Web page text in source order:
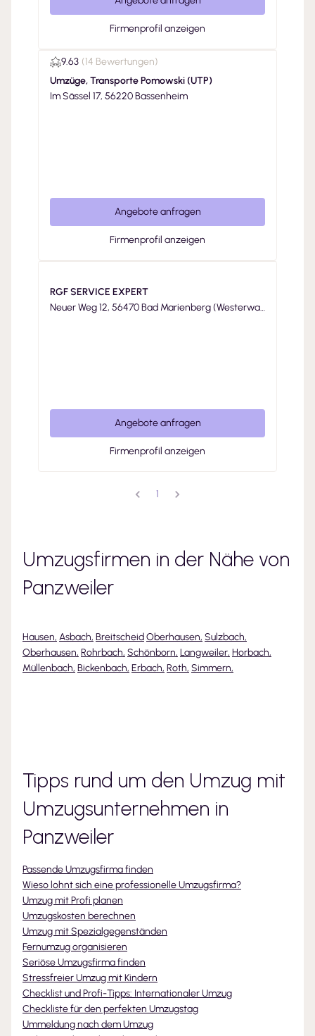
Firmenprofil anzeigen
9.63 (14 Bewertungen)
Umzüge, Transporte Pomowski (UTP)
Im Sässel 17, 56220 Bassenheim
Angebote anfragen
Firmenprofil anzeigen
RGF SERVICE EXPERT
Neuer Weg 12, 56470 Bad Marienberg (Westerwal
Angebote anfragen
Firmenprofil anzeigen
1
Umzugsfirmen in der Nähe von
Panzweiler
Hausen, Asbach, BreitscheidOberhausen, Sulzbach,
Oberhausen, Rohrbach, Schönborn, Langweiler, Horbach,
Müllenbach, Bickenbach, Erbach, Roth, Simmern,
Tipps rund um den Umzug mit
Umzugsunternehmen in
Panzweiler
Passende Umzugsfirma finden
Wieso lohnt sich eine professionelle Umzugsfirma?
Umzug mit Profi planen
Umzugskosten berechnen
Umzug mit Spezialgegenständen
Fernumzug organisieren
Seriöse Umzugsfirma finden
Stressfreier Umzug mit Kindern
Checklist und Profi-Tipps: Internationaler Umzug
Checkliste für den perfekten Umzugstag
Ummeldung nach dem Umzug